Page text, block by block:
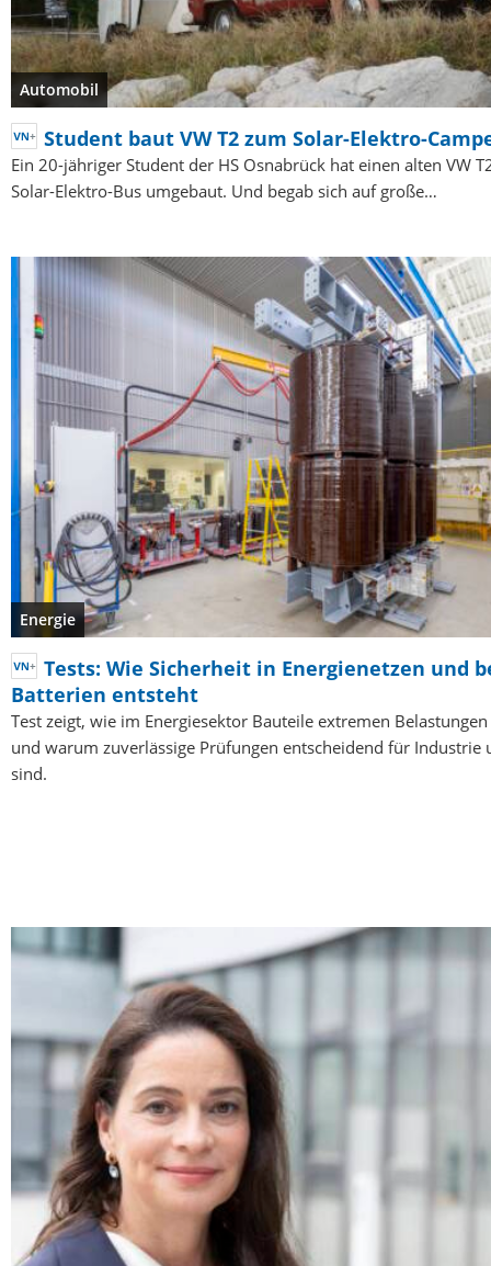
Automobil
Student baut VW T2 zum Solar-Elektro-
Ein 20-jähriger Student der HS Osnabrück hat einen alten VW
Solar-Elektro-Bus umgebaut. Und begab sich auf große…
Energie
Tests: Wie Sicherheit in Energienetzen und
Batterien entsteht
Test zeigt, wie im Energiesektor Bauteile extremen
und warum zuverlässige Prüfungen entscheidend für Industrie
sind.